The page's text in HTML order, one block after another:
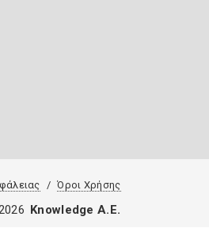
Όροι Χρήσης
Knowledge A.E.